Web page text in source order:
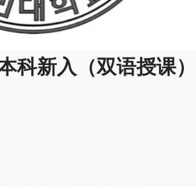
科新入（双语授课）